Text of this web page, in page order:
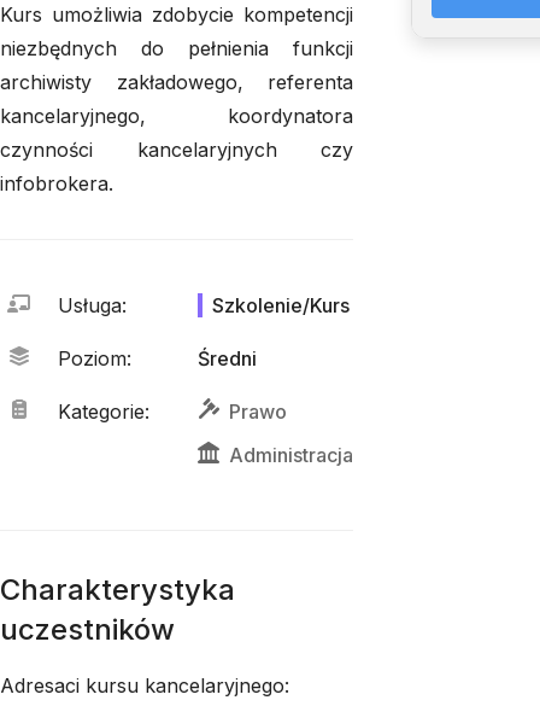
Kurs umożliwia zdobycie kompetencji
niezbędnych do pełnienia funkcji
archiwisty zakładowego, referenta
kancelaryjnego, koordynatora
czynności kancelaryjnych czy
infobrokera.
Usługa: Szkolenie/Kurs
Poziom: Średni
Kategorie:
Prawo
Administracja
Charakterystyka
uczestników
Adresaci kursu kancelaryjnego: